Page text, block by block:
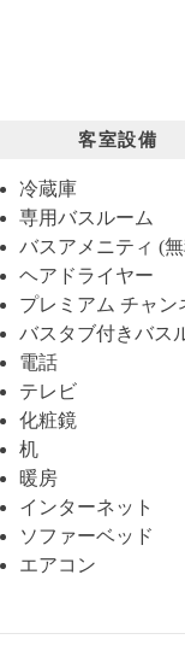
客室設備
冷蔵庫
専用バスルーム
バスアメニティ (
ヘアドライヤー
プレミアム チャン
バスタブ付きバス
電話
テレビ
化粧鏡
机
暖房
インターネット
ソファーベッド
エアコン